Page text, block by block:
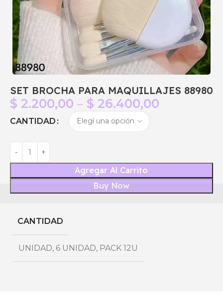
SET BROCHA PARA MAQUILLAJES 88980
$ 2.200,00 – $ 26.400,00
CANTIDAD
Agregar Al Carrito
Buy Now
CANTIDAD
UNIDAD, 6 UNIDAD, PACK 12U